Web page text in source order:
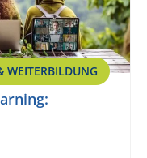
WEITERBILDUNG